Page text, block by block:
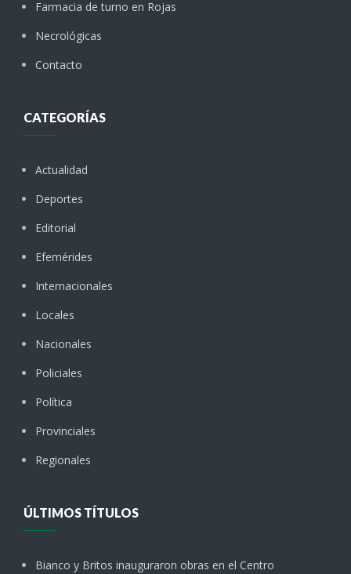
Farmacia de turno en Rojas
Necrológicas
Contacto
CATEGORÍAS
Actualidad
Deportes
Editorial
Efemérides
Internacionales
Locales
Nacionales
Policiales
Política
Provinciales
Regionales
ÚLTIMOS TÍTULOS
Bianco y Britos inauguraron obras en el Centro